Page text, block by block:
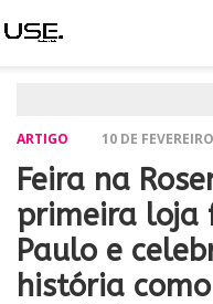
ARTIGO 10 DE
Feira na
primeira loja
Paulo e
história